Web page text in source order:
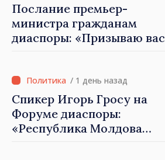
Послание премьер-
министра гражданам
диаспоры: «Призываю вас
Молдова» / 1 день назад
Спикер Игорь Гросу на
Форуме диаспоры:
«Республика Молдова